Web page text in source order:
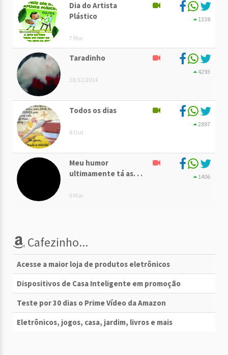
Dia do Artista
Plástico
7 Mai
1338
Taradinho
28/12/2014
4293
Todos os dias
8 Out
2897
Meu humor
ultimamente tá as. . .
6 Mar
1406
Cafezinho...
Acesse a maior loja de produtos eletrônicos
Dispositivos de Casa Inteligente em promoção
Teste por 30 dias o Prime Vídeo da Amazon
Eletrônicos, jogos, casa, jardim, livros e mais